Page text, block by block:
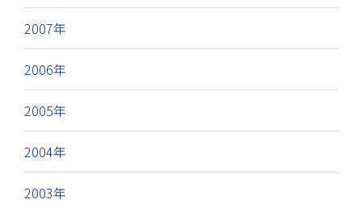
2007年
2006年
2005年
2004年
2003年